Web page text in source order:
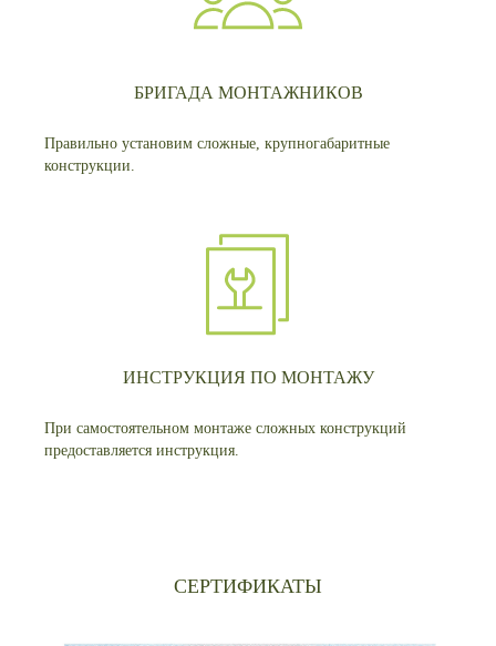
БРИГАДА МОНТАЖНИКОВ
Правильно установим сложные, крупногабаритные
конструкции.
ИНСТРУКЦИЯ ПО МОНТАЖУ
При самостоятельном монтаже сложных конструкций
предоставляется инструкция.
СЕРТИФИКАТЫ